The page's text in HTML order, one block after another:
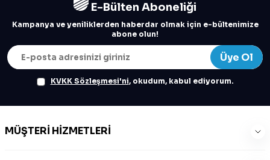
E-Bülten Aboneliği
Kampanya ve yeniliklerden haberdar olmak için e-bültenimize
abone olun!
Üye Ol
KVKK Sözleşmesi'ni, okudum, kabul ediyorum.
MÜŞTERI HIZMETLERI